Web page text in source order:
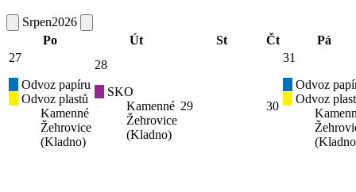
Srpen2026
Po
Út St Čt
Pá
27
Odvoz papíru
Odvoz plastů
Kamenné
Žehrovice
(Kladno)
28
SKO
Kamenné
Žehrovice
(Kladno)
29 30
31
Odvoz
Odvoz